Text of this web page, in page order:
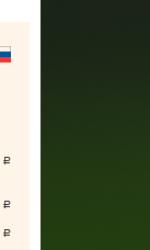
руб.
руб.
руб.